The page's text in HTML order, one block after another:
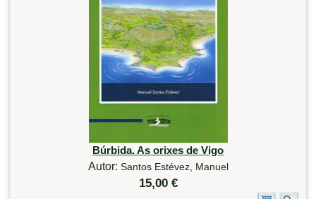
Búrbida. As orixes de Vigo
Autor: Santos Estévez, Manuel
15,00 €